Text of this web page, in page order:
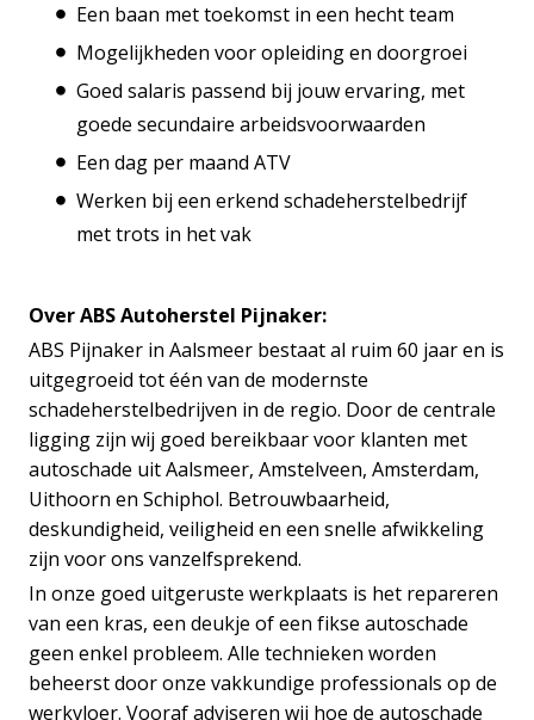
Een baan met toekomst in een hecht team
Mogelijkheden voor opleiding en doorgroei
Goed salaris passend bij jouw ervaring, met
goede secundaire arbeidsvoorwaarden
Een dag per maand ATV
Werken bij een erkend schadeherstelbedrijf
met trots in het vak
Over ABS Autoherstel Pijnaker:
ABS Pijnaker in Aalsmeer bestaat al ruim 60 jaar en is
uitgegroeid tot één van de modernste
schadeherstelbedrijven in de regio. Door de centrale
ligging zijn wij goed bereikbaar voor klanten met
autoschade uit Aalsmeer, Amstelveen, Amsterdam,
Uithoorn en Schiphol. Betrouwbaarheid,
deskundigheid, veiligheid en een snelle afwikkeling
zijn voor ons vanzelfsprekend.
In onze goed uitgeruste werkplaats is het repareren
van een kras, een deukje of een fikse autoschade
geen enkel probleem. Alle technieken worden
beheerst door onze vakkundige professionals op de
werkvloer. Vooraf adviseren wij hoe de autoschade